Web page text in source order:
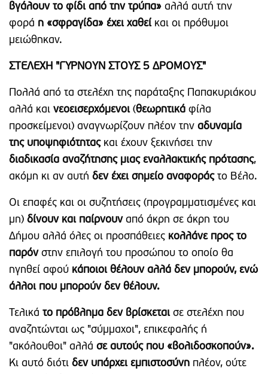
βγάλουν το φίδι από την τρύπα» αλλά αυτή την
φορά η «σφραγίδα» έχει χαθεί και οι πρόθυμοι
μειώθηκαν.
ΣΤΕΛΕΧΗ "ΓΥΡΝΟΥΝ ΣΤΟΥΣ 5 ΔΡΟΜΟΥΣ"
Πολλά από τα στελέχη της παράταξης Παπακυριάκου
αλλά καινεοεισερχόμενοι(θεωρητικάφίλα
προσκείμενοι) αναγνωρίζουν πλέον τηναδυναμία
της υποψηφιότητας και έχουν ξεκινήσει την
διαδικασία αναζήτησης μιας εναλλακτικής πρότασης,
ακόμη κι αν αυτήδεν έχει σημείο αναφοράςτο Βέλο.
Οι επαφές και οι συζητήσεις (προγραμματισμένες και
μη)δίνουν και παίρνουναπό άκρη σε άκρη του
Δήμου αλλά όλες οι προσπάθειες κολλάνε προς το
παρόνστην επιλογή του προσώπου το οποίο θα
ηγηθεί αφού κάποιοι θέλουν αλλά δεν μπορούν, ενώ
άλλοι που μπορούν δεν θέλουν.
Τελικά το πρόβλημα δεν βρίσκεταισε στελέχη που
αναζητώνται ως "σύμμαχοι", επικεφαλής ή
"ακόλουθοι" αλλάσε αυτούς που «βολιδοσκοπούν».
Κι αυτό διότιδεν υπάρχει εμπιστοσύνη πλέον, ούτε